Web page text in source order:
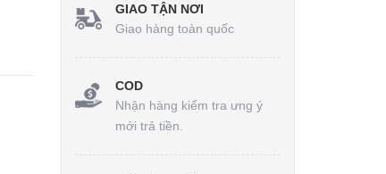
GIAO TẬN NƠI
Giao hàng toàn quốc
COD
Nhận hàng kiểm tra ưng ý
mới trả tiền.